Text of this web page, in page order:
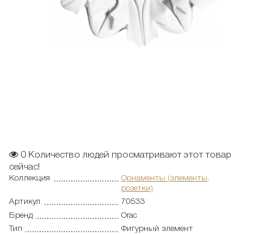
0 Количество людей просматривают этот товар
сейчас!
Коллекция
Орнаменты (элементы,
розетки)
Артикул
70533
Бренд
Orac
Тип
Фигурный элемент